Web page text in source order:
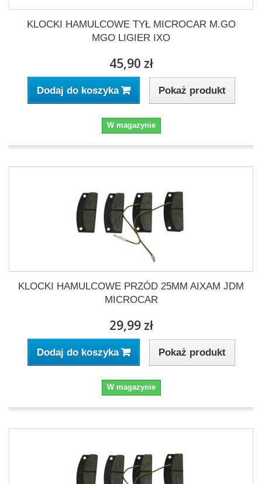
KLOCKI HAMULCOWE TYŁ MICROCAR M.GO
MGO LIGIER IXO
45,90 zł
Dodaj do koszyka Pokaż produkt
W magazynie
KLOCKI HAMULCOWE PRZÓD 25MM AIXAM JDM
MICROCAR
29,99 zł
Dodaj do koszyka Pokaż produkt
W magazynie